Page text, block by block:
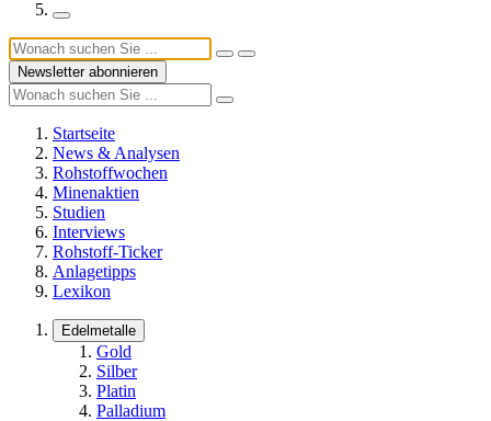
Newsletter abonnieren
Startseite
News & Analysen
Rohstoffwochen
Minenaktien
Studien
Interviews
Rohstoff-Ticker
Anlagetipps
Lexikon
Edelmetalle
Gold
Silber
Platin
Palladium